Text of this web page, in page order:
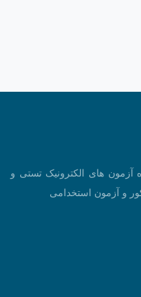
آزمون های الکترونیک تستی و
و آزمون استخدامی